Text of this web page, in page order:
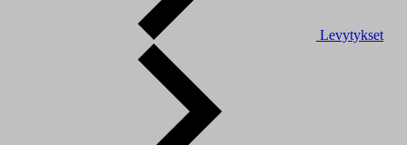
Levytykset